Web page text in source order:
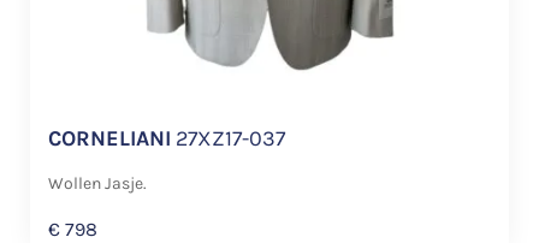
CORNELIANI 27XZ17-037
Wollen Jasje.
€ 798